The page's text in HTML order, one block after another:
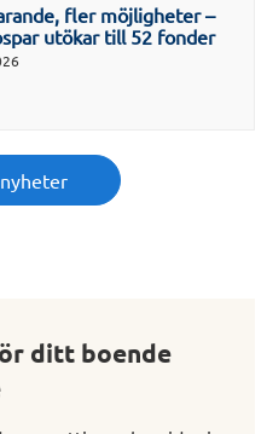
fler möjligheter –
utökar till 52 fonder
ditt boende